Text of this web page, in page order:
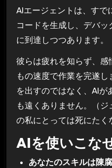
AIエージェントは、すで
コードを生成し、デバ
に到達しつつあります。
彼らは疲れを知らず、
もの速度で作業を完遂
を出すのではなく、AIが
も遠くありません。（
の私にとっては死にたく
AIを使いこな
あなたのスキルは陳